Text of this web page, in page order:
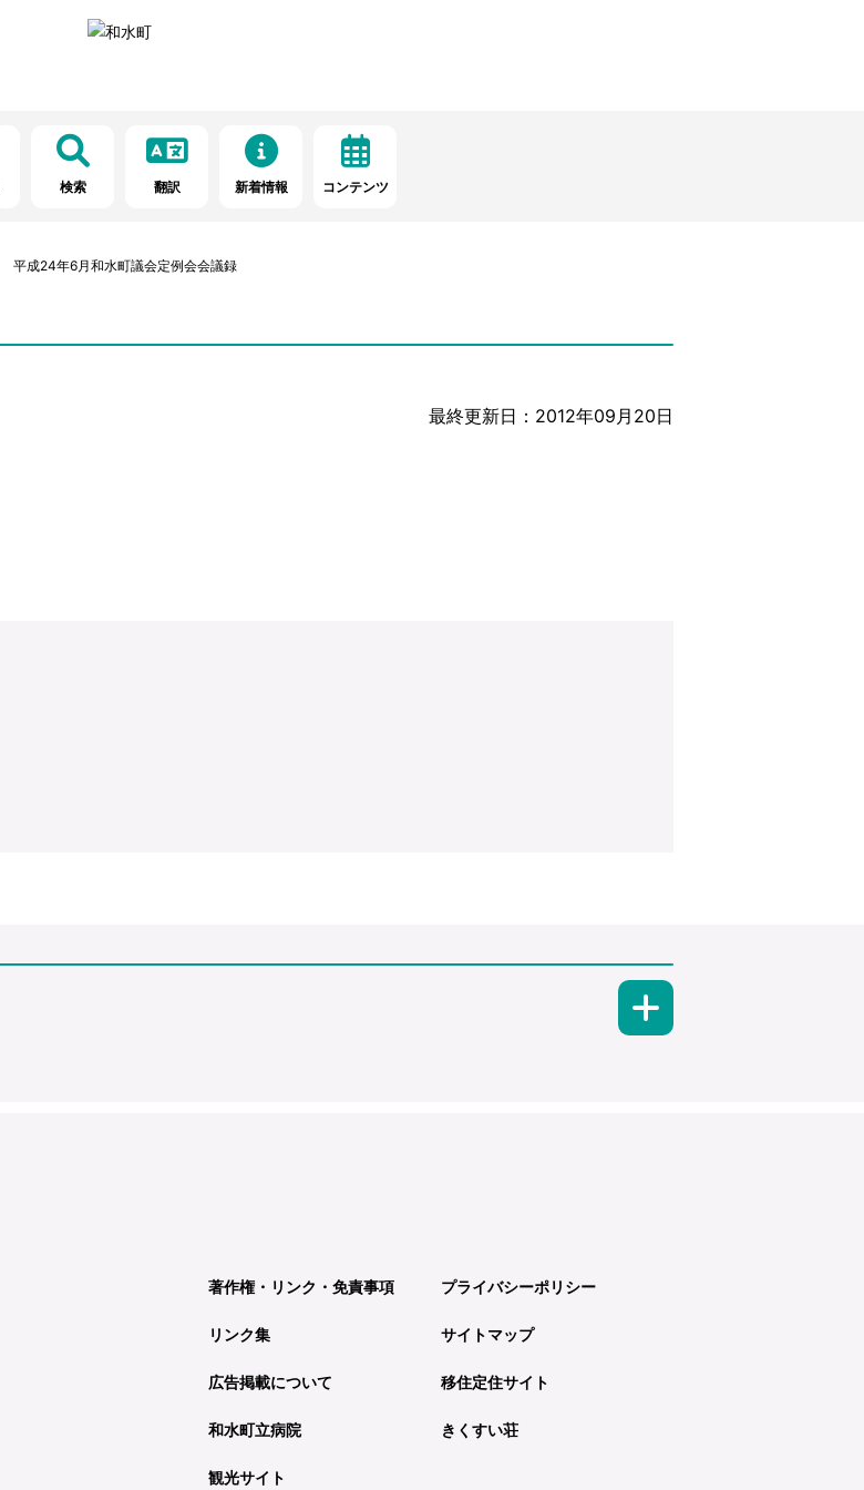
検索 翻訳 新着情報 コンテンツ
平成24年6月和水町議会定例会会議録
最終更新日：2012年09月20日
著作権・リンク・免責事項 プライバシーポリシー
リンク集 サイトマップ
広告掲載について 移住定住サイト
和水町立病院 きくすい荘
観光サイト